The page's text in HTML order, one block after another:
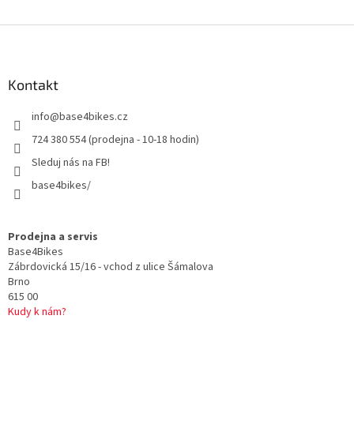
Kontakt
info@base4bikes.cz
724 380 554 (prodejna - 10-18 hodin)
Sleduj nás na FB!
base4bikes/
Prodejna a servis
Base4Bikes
Zábrdovická 15/16 - vchod z ulice Šámalova
Brno
615 00
Kudy k nám?